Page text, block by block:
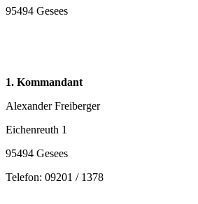
95494 Gesees
1. Kommandant
Alexander Freiberger
Eichenreuth 1
95494 Gesees
Telefon: 09201 / 1378